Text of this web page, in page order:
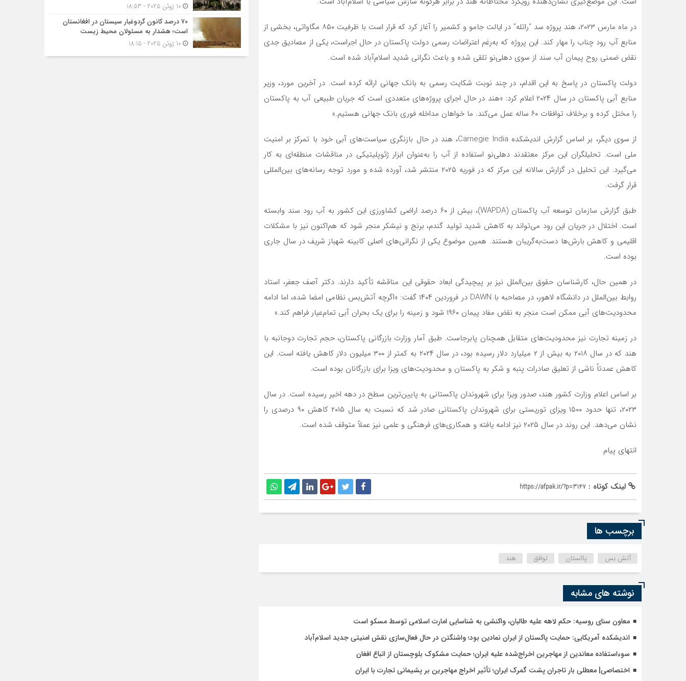
در ماه مارس ۲۰۲۳، هند پروژه سد “راتله” در ایالت جامو و کشمیر را آغاز کرد که قرار است با ظرفیت ۸۵۰ مگاواتی، بخشی از
منابع آب رود چناب را مهار کند. این پروژه که به‌رغم اعتراضات رسمی دولت پاکستان در حال اجراست، یکی از مصادیق جدی
نقض ضمنی روح پیمان آب سند از سوی دهلی‌نو تلقی شده و باعث نگرانی شدید اسلام‌آباد شده است.
دولت پاکستان در پاسخ به این اقدام، در چند نوبت شکایت رسمی به بانک جهانی ارائه کرده است. در آخرین مورد، وزیر
منابع آبی پاکستان در سال ۲۰۲۴ اعلام کرد: «هند در حال اجرای پروژه‌های متعددی است که جریان طبیعی آب به پاکستان
را مختل کرده و برخلاف توافقات ۶۰ ساله عمل می‌کند. ما خواهان مداخله فوری بانک جهانی هستیم.»
از سوی دیگر، بر اساس گزارش اندیشکده Carnegie India، هند در حال بازنگری سیاست‌های آبی خود با تمرکز بر امنیت
ملی است. تحلیلگران این مرکز معتقدند دهلی‌نو استفاده از آب را به‌عنوان ابزار ژئوپلیتیکی در مناقشات منطقه‌ای به کار
می‌گیرد. این تحلیل در گزارش سالانه این مرکز که در فوریه ۲۰۲۵ منتشر شد، آورده شده و مورد توجه رسانه‌های بین‌المللی
قرار گرفت.
طبق گزارش سازمان توسعه آب پاکستان (WAPDA)، بیش از ۶۰ درصد اراضی کشاورزی این کشور به آب رود سند وابسته
است. اختلال در جریان این رود می‌تواند به کاهش شدید تولید گندم، برنج و نیشکر منجر شود که هم‌اکنون نیز با مشکلات
اقلیمی و کاهش بارش‌ها دست‌به‌گریبان هستند. همین موضوع یکی از نگرانی‌های اصلی کابینه شهباز شریف در سال جاری
بوده است.
در همین حال، کارشناسان حقوق بین‌الملل نیز بر پیچیدگی ابعاد حقوقی این مناقشه تأکید دارند. دکتر آصف جعفر، استاد
روابط بین‌الملل در دانشگاه لاهور، در مصاحبه با DAWN در فروردین ۱۴۰۴ گفت: «اگرچه آتش‌بس نظامی امضا شده، اما ادامه
محدودیت‌های آبی ممکن است منجر به نقض مفاد پیمان ۱۹۶۰ شود و زمینه را برای یک بحران آبی تمام‌عیار فراهم کند.»
در زمینه تجارت نیز محدودیت‌های متقابل همچنان پابرجاست. طبق آمار وزارت بازرگانی پاکستان، حجم تجارت دوجانبه با
هند که در سال ۲۰۱۸ به بیش از ۲ میلیارد دلار رسیده بود، در سال ۲۰۲۴ به کمتر از ۳۰۰ میلیون دلار کاهش یافته است. این
کاهش عمدتاً ناشی از تعلیق صادرات پنبه و شکر به پاکستان و محدودیت‌های ویزا برای بازرگانان بوده است.
بر اساس اعلام وزارت کشور هند، صدور ویزا برای شهروندان پاکستانی به پایین‌ترین سطح در دهه اخیر رسیده است. در سال
۲۰۲۳، تنها حدود ۱۵۰۰ ویزای توریستی برای شهروندان پاکستانی صادر شد که نسبت به سال ۲۰۱۵ کاهش ۹۰ درصدی را
نشان می‌دهد. این روند در سال ۲۰۲۵ نیز ادامه یافته و همکاری‌های فرهنگی و علمی نیز عملاً متوقف شده است.
انتهای پیام
لینک کوتاه : https://afpak.ir/?p=3147
برچسب ها
آتش بس پاکستان توافق هند
نوشته های مشابه
معاون سنای روسیه: حکم لاهه علیه طالبان، واکنشی به شناسایی امارت اسلامی توسط مسکو است
اندیشکده آمریکایی: حمایت پاکستان از ایران نمادین بود؛ واشنگتن در حال فعال‌سازی نقش امنیتی جدید اسلام‌آباد
سوءاستفاده معاندین از مهاجرین اخراج‌شده علیه ایران؛ حمایت مشکوک بلوچستان از اتباع افغان
اختصاصی| معطلی بار تاجران پشت گمرک ایران؛ تأثیر اخراج مهاجرین بر پشیمانی تجارت با ایران
10 ژوئن 2025 - 18:53
۷۰ درصد کانون گردوغبار سیستان در افغانستان
است؛ هشدار به مسئولان محیط زیست
10 ژوئن 2025 - 18:15